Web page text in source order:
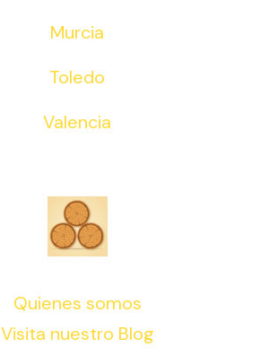
Murcia
Toledo
Valencia
Quienes somos
Visita nuestro Blog